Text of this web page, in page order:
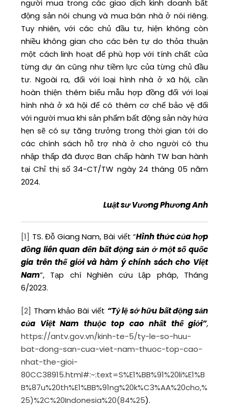
người mua trong các giao dịch kinh doanh bất
động sản nói chung và mua bán nhà ở nói riêng.
Tuy nhiên, với các chủ đầu tư, hiện không còn
nhiều không gian cho các bên tự do thỏa thuận
một cách linh hoạt để phù hợp với tính chất của
từng dự án cũng như tiềm lực của từng chủ đầu
tư. Ngoài ra, đối với loại hình nhà ở xã hội, cần
hoàn thiện thêm biểu mẫu hợp đồng đối với loại
hình nhà ở xã hội để có thêm cơ chế bảo vệ đối
với người mua khi sản phẩm bất động sản này hứa
hẹn sẽ có sự tăng trưởng trong thời gian tới do
các chính sách hỗ trợ nhà ở cho người có thu
nhập thấp đã được Ban chấp hành TW ban hành
tại Chỉ thị số 34-CT/TW ngày 24 tháng 05 năm
2024.
Luật sư Vương Phương Anh
[1] TS. Đỗ Giang Nam, Bài viết “Hình thức của hợp
đồng liên quan đến bất động sản ở một số quốc
gia trên thế giới và hàm ý chính sách cho Việt
Nam”, Tạp chí Nghiên cứu Lập pháp, Tháng
6/2023.
[2] Tham khảo Bài viết “Tỷ lệ sở hữu bất động sản
của Việt Nam thuộc top cao nhất thế giới”,
https://antv.gov.vn/kinh-te-5/ty-le-so-huu-
bat-dong-san-cua-viet-nam-thuoc-top-cao-
nhat-the-gioi-
80CC38915.html#:~:text=S%E1%BB%91%20li%E1%B
B%87u%20th%E1%BB%91ng%20k%C3%AA%20cho,%
25)%2C%20Indonesia%20(84%25).